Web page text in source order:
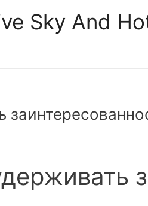
Sky And